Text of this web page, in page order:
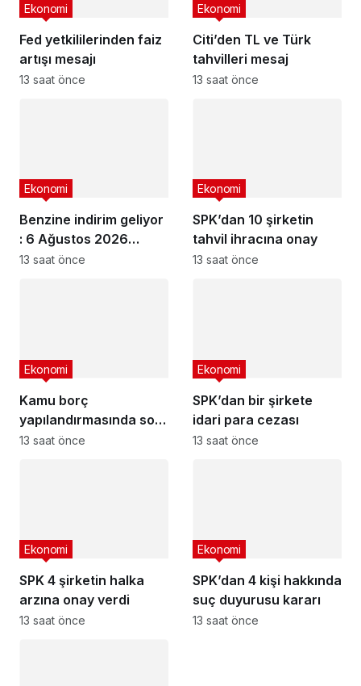
Fed yetkililerinden faiz
artışı mesajı
Ekonomi
13 saat önce
Citi’den TL ve Türk
tahvilleri mesaj
Ekonomi
13 saat önce
Benzine indirim geliyor
: 6 Ağustos 2026
güncel akaryakıt
Ekonomi
13 saat önce
SPK’dan 10 şirketin
tahvil ihracına onay
Ekonomi
13 saat önce
Kamu borç
yapılandırmasında son
başvuru tarihi
Ekonomi
13 saat önce
SPK’dan bir şirkete
idari para cezası
Ekonomi
13 saat önce
SPK 4 şirketin halka
arzına onay verdi
Ekonomi
13 saat önce
SPK’dan 4 kişi hakkında
suç duyurusu kararı
Ekonomi
13 saat önce